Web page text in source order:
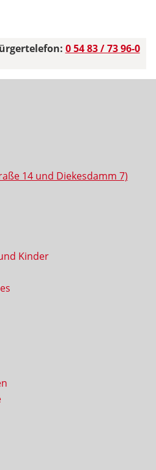
0 54 83 / 73 96-0
14 und Diekesdamm 7)
Kinder